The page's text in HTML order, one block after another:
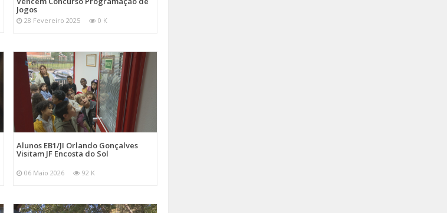
Jogos
28 Fevereiro 2025 0 K
Alunos EB1/JI Orlando Gonçalves
Visitam JF Encosta do Sol
06 Maio 2026 92 K